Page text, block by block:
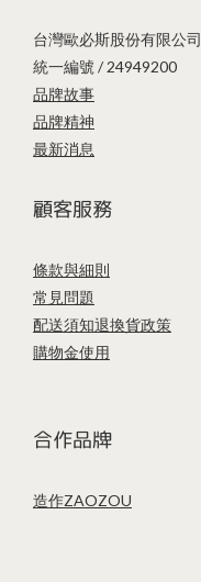
台灣歐必斯股份有限公司
統一編號 / 24949200
品牌故事
品牌精神
最新消息
顧客服務
條款與細則
常見問題
配送須知退換貨政策
購物金使用
合作品牌
造作ZAOZOU